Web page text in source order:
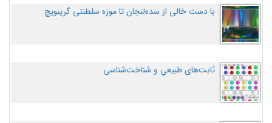
با دست خالی از سده‌لنجان تا موزه سلطنتی گرینویچ
ثابت‌های طبیعیِ و شناخت‌شناسی